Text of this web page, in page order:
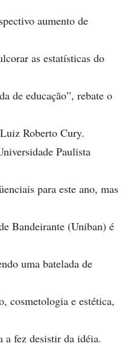
aumento de
as estatísticas do
de educação”, rebate o
Roberto Cury.
Paulista
para este ano, mas
Bandeirante (Uniban) é
uma batelada de
cosmetologia e estética,
a fez desistir da idéia.